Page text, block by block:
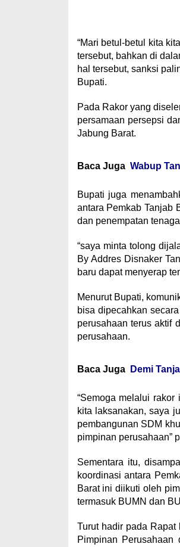
“Mari betul-betul kita
tersebut, bahkan di
hal tersebut, sanksi
Bupati.
Pada Rakor yang
persamaan persepsi
Jabung Barat.
Baca Juga Wabup
Bupati juga
antara Pemkab Tanjab
dan penempatan
“saya minta tolong
By Addres Disnaker
baru dapat menyerap
Menurut Bupati,
bisa dipecahkan
perusahaan terus aktif
perusahaan.
Baca Juga Demi
“Semoga melalui
kita laksanakan, saya
pembangunan SDM
pimpinan perusahaan”
Sementara itu,
koordinasi antara
Barat ini diikuti oleh
termasuk BUMN dan
Turut hadir pada Rapat
Pimpinan